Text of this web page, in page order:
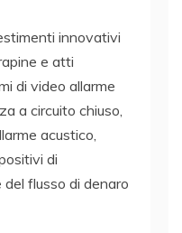
innovativi
e atti
di video allarme
a circuito chiuso,
acustico,
di
flusso di denaro